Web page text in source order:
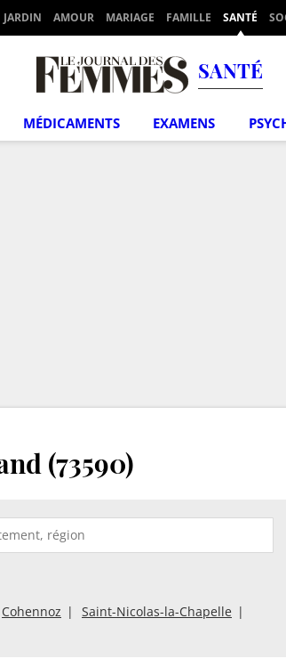
JARDIN AMOUR MARIAGE FAMILLE SANTÉ
SANTÉ
MÉDICAMENTS EXAMENS
(73590)
Cohennoz
Saint-Nicolas-la-Chapelle